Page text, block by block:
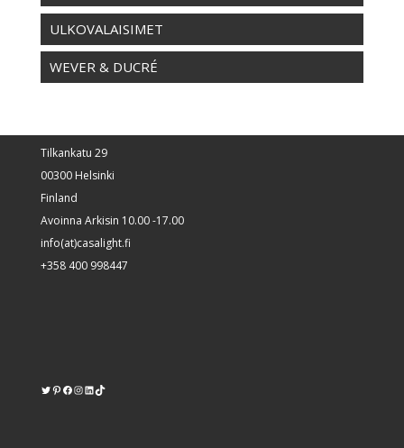
ULKOVALAISIMET
WEVER & DUCRÉ
Tilkankatu 29
00300 Helsinki
Finland
Avoinna Arkisin 10.00 -17.00
info(at)casalight.fi
+358 400 998447
Twitter
Pinterest
https://www.facebook.com/kodinvalaisin/
Instagram
LinkedIn
TikTok